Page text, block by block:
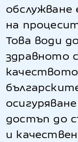
на
Това води
здравното
достъп до
и